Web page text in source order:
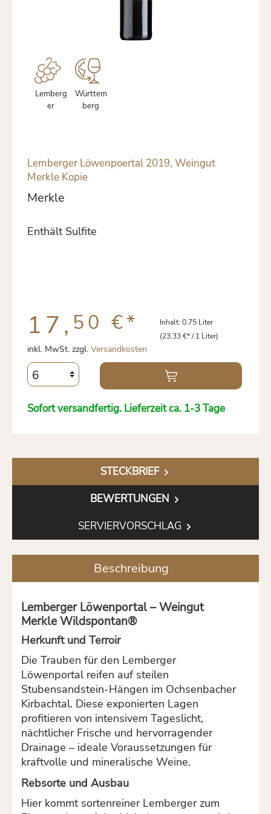
Lemberg
er
Württem
berg
Lemberger Löwenpoertal 2019, Weingut
Merkle Kopie
Merkle
Enthält Sulfite
17, 50 €* Inhalt: 0.75 Liter
(23,33 €* / 1 Liter)
inkl. MwSt. zzgl. Versandkosten
Sofort versandfertig. Lieferzeit ca. 1-3 Tage
STECKBRIEF
BEWERTUNGEN
SERVIERVORSCHLAG
Beschreibung
Lemberger Löwenportal – Weingut
Merkle Wildspontan®
Herkunft und Terroir
Die Trauben für den Lemberger
Löwenportal reifen auf steilen
Stubensandstein-Hängen im Ochsenbacher
Kirbachtal. Diese exponierten Lagen
profitieren von intensivem Tageslicht,
nächtlicher Frische und hervorragender
Drainage – ideale Voraussetzungen für
kraftvolle und mineralische Weine.
Rebsorte und Ausbau
Hier kommt sortenreiner Lemberger zum